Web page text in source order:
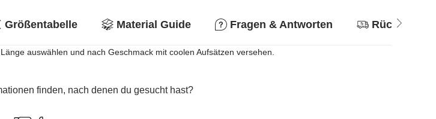
Größentabelle Material Guide Fragen & Antworten
auswählen und nach Geschmack mit coolen Aufsätzen versehen.
finden, nach denen du gesucht hast?